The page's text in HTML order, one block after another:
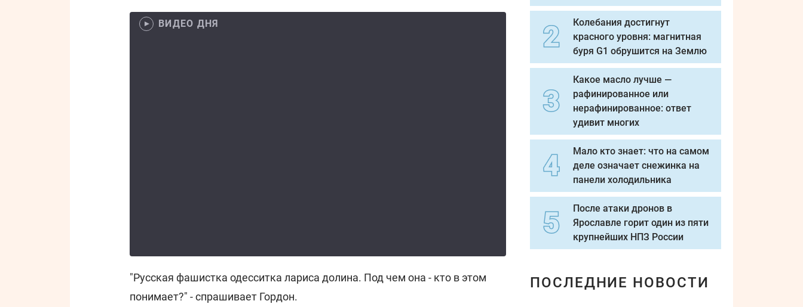
ВИДЕО ДНЯ
"Русская фашистка одесситка лариса долина. Под чем она - кто в этом
понимает?" - спрашивает Гордон.
Колебания достигнут
красного уровня: магнитная
буря G1 обрушится на Землю
Какое масло лучше —
рафинированное или
нерафинированное: ответ
удивит многих
Мало кто знает: что на самом
деле означает снежинка на
панели холодильника
После атаки дронов в
Ярославле горит один из пяти
крупнейших НПЗ России
ПОСЛЕДНИЕ НОВОСТИ